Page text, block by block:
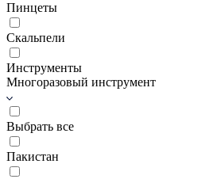
Пинцеты
Скальпели
Инструменты
Многоразовый инструмент
Выбрать все
Пакистан